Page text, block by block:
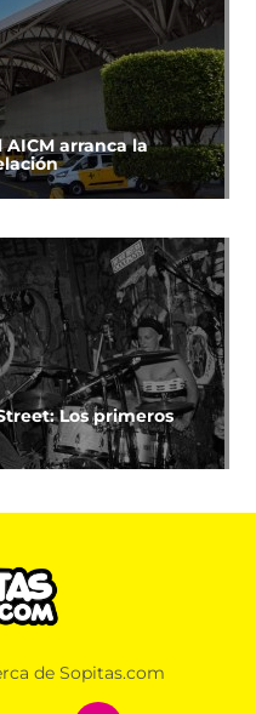
arranca la
Los primeros
de Sopitas.com